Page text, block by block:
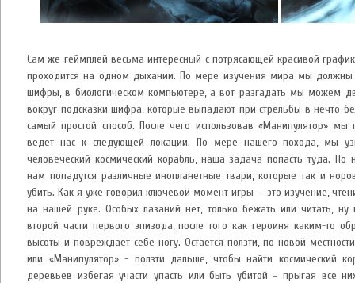
Сам же геймплей весьма интересный с потрясающей красивой
проходится на одном дыхании. По мере изучения мира мы должны
шифры, в биологическом компьютере, а вот разгадать мы можем
вокруг подсказки шифра, которые выпадают при стрельбы в нечто
самый простой способ. После чего использовав «Манипулятор»
ведет нас к следующей локации. По мере нашего похода, мы
человеческий космический корабль, наша задача попасть туда.
нам попадутся различные инопланетные твари, которые так и
убить. Как я уже говорил ключевой момент игры — это изучение,
на нашей руке. Особых лазаний нет, только бежать или читать,
второй части первого эпизода, после того как героиня каким-то
высоты и повреждает себе ногу. Остается ползти, по новой
или «Манипулятор» - ползти дальше, чтобы найти космический
деревьев избегая участи упасть или быть убитой – прыгая все